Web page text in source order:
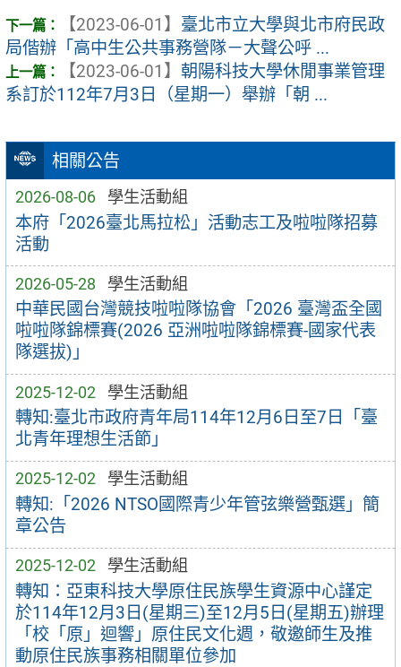
相關公告
2026-08-06 學生活動組
本府「2026臺北馬拉松」活動志工及啦啦隊招募
活動
2026-05-28 學生活動組
中華民國台灣競技啦啦隊協會「2026 臺灣盃全國
啦啦隊錦標賽(2026 亞洲啦啦隊錦標賽-國家代表
隊選拔)」
2025-12-02 學生活動組
轉知:臺北市政府青年局114年12月6日至7日「臺
北青年理想生活節」
2025-12-02 學生活動組
轉知:「2026 NTSO國際青少年管弦樂營甄選」簡
章公告
2025-12-02 學生活動組
轉知：亞東科技大學原住民族學生資源中心謹定
於114年12月3日(星期三)至12月5日(星期五)辦理
「校「原」迴響」原住民文化週，敬邀師生及推
動原住民族事務相關單位參加
【2023-06-01】 臺北市立大學與北市府民政
局偕辦「高中生公共事務營隊－大聲公呼 ...
【2023-06-01】 朝陽科技大學休閒事業管理
系訂於112年7月3日（星期一）舉辦「朝 ...